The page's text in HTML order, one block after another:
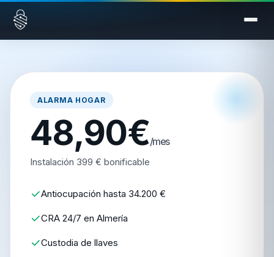
Saltar al contenido
ALARMA HOGAR
48,90€/mes
Instalación 399 € bonificable
Antiocupación hasta 34.200 €
CRA 24/7 en Almería
Custodia de llaves